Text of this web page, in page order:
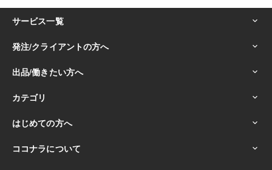
Adobe Premiere Pro:1年Vrew:1年
その他ツール
介護で培った傾聴スキル:20年
家族や仲間を思いやる心:30年
人を幸せにする力:10年
得意分野
です
悩み相談・カウンセリング
悩み 相談 解決